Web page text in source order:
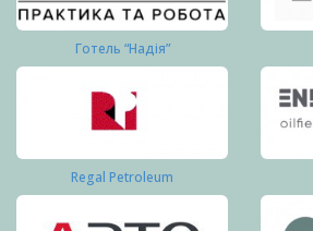
Готель “Надія”
Regal Petroleum